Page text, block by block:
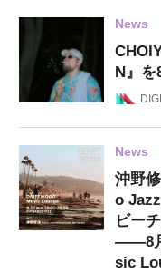
News
N』
News
沖野
o
ビー
——8
sic